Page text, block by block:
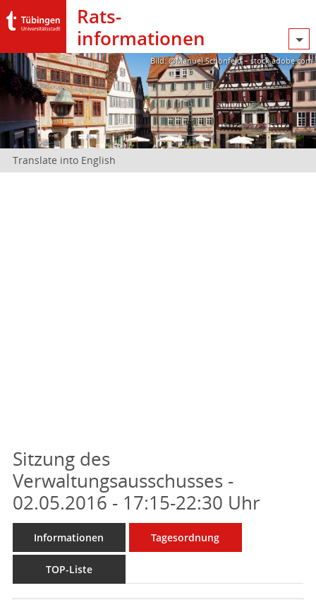
Rats­
informationen
Bild: @Manuel Schönfeld – stock.adobe.com
Translate into English
Sitzung des
Verwaltungsausschusses -
02.05.2016 - 17:15-22:30 Uhr
Informationen Tagesordnung
TOP-Liste